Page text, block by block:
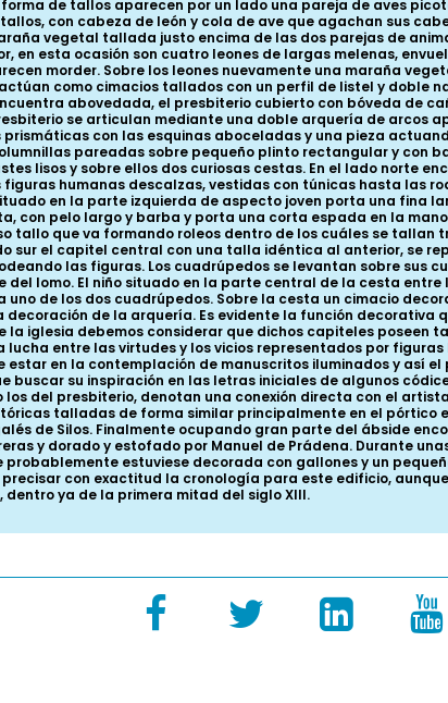
de tallos aparecen por un lado una pareja de aves
con cabeza de león y cola de ave que agachan sus
vegetal tallada justo encima de las dos parejas de
en esta ocasión son cuatro leones de largas melenas,
morder. Sobre los leones nuevamente una maraña
como cimacios tallados con un perfil de listel y doble
abovedada, el presbiterio cubierto con bóveda de
se articulan mediante una doble arquería de arcos
con las esquinas aboceladas y una pieza
pareadas sobre pequeño plinto rectangular y con
lisos y sobre ellos dos curiosas cestas. En el lado norte
humanas descalzas, vestidas con túnicas hasta las
en la parte izquierda de aspecto joven porta una fina
con pelo largo y barba y porta una corta espada en la
tallo que va formando roleos dentro de los cuáles se
sur el capitel central con una talla idéntica al anterior, se
las figuras. Los cuadrúpedos se levantan sobre sus
lomo. El niño situado en la parte central de la cesta
de los dos cuadrúpedos. Sobre la cesta un cimacio
de la arquería. Es evidente la función decorativa
iglesia debemos considerar que dichos capiteles poseen
entre las virtudes y los vicios representados por
estar en la contemplación de manuscritos iluminados y así
buscar su inspiración en las letras iniciales de algunos
del presbiterio, denotan una conexión directa con el
talladas de forma similar principalmente en el
de Silos. Finalmente ocupando gran parte del ábside
y dorado y estofado por Manuel de Prádena. Durante
estuviese decorada con gallones y un
con exactitud la cronología para este edificio,
ya de la primera mitad del siglo XIII.